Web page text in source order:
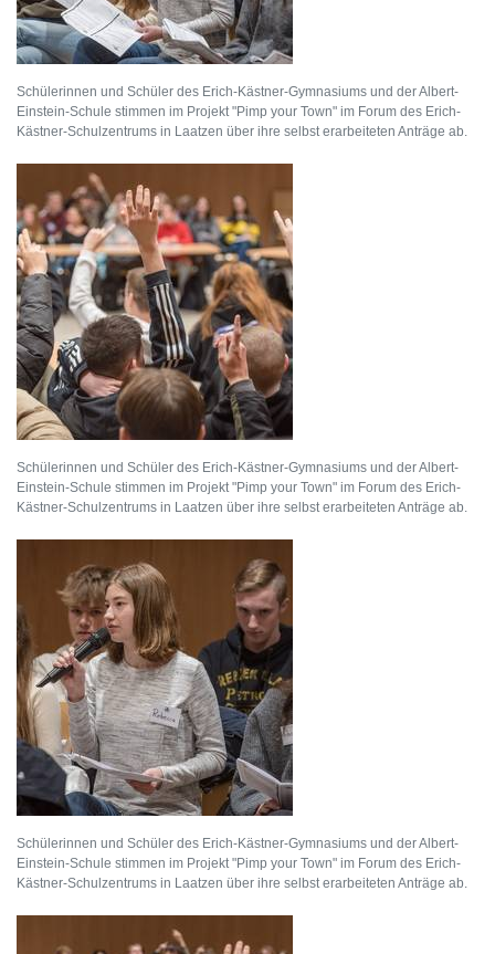
Schülerinnen und Schüler des Erich-Kästner-Gymnasiums und der Albert-
Einstein-Schule stimmen im Projekt "Pimp your Town" im Forum des Erich-
Kästner-Schulzentrums in Laatzen über ihre selbst erarbeiteten Anträge ab.
Schülerinnen und Schüler des Erich-Kästner-Gymnasiums und der Albert-
Einstein-Schule stimmen im Projekt "Pimp your Town" im Forum des Erich-
Kästner-Schulzentrums in Laatzen über ihre selbst erarbeiteten Anträge ab.
Schülerinnen und Schüler des Erich-Kästner-Gymnasiums und der Albert-
Einstein-Schule stimmen im Projekt "Pimp your Town" im Forum des Erich-
Kästner-Schulzentrums in Laatzen über ihre selbst erarbeiteten Anträge ab.